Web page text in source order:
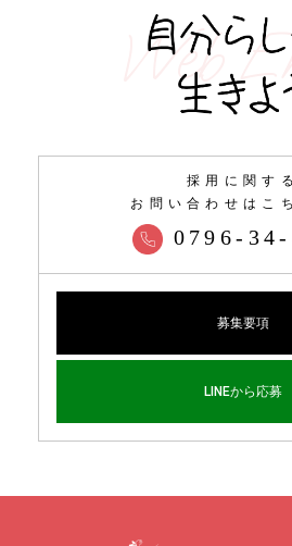
Web
採用に関する
お問い合わせはこ
0796-34-
募集要項
LINEから応募